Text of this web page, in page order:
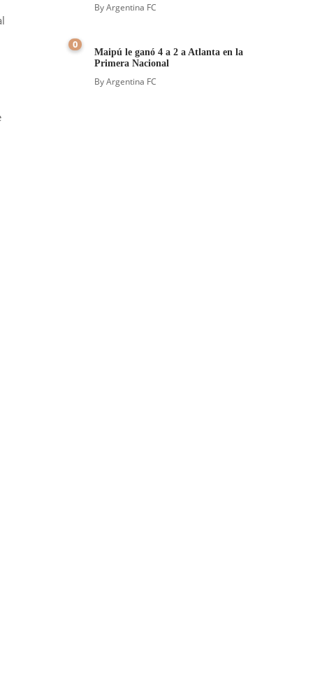
ByArgentina FC
0
Maipú le ganó 4 a 2 a Atlanta en la
Primera Nacional
ByArgentina FC